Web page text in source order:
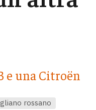
e una Citroën
rossano